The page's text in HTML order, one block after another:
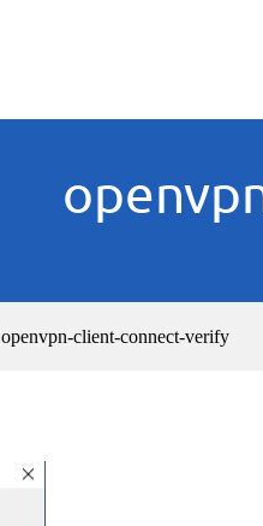
openvpn-client-connect-verify